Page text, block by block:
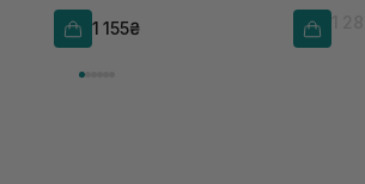
1 155₴